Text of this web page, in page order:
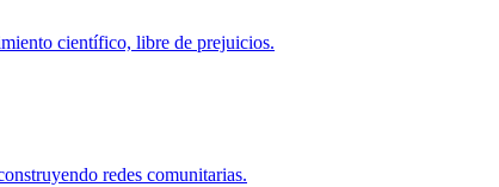
científico, libre de prejuicios.
redes comunitarias.